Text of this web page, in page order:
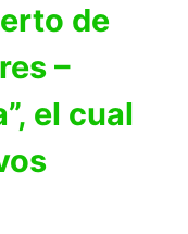
de
–
el cual